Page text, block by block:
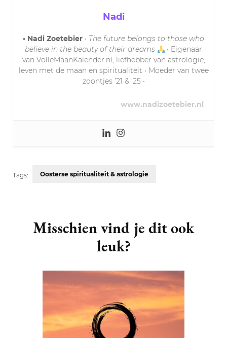
Nadi
• Nadi Zoetebier • The future belongs to those who
believe in the beauty of their dreams
• Eigenaar
van VolleMaanKalender.nl, liefhebber van astrologie,
leven met de maan en spiritualiteit • Moeder van twee
zoontjes ’21 & ’25 •
www.nadizoetebier.nl
Tags: Oosterse spiritualiteit & astrologie
Navigation
Misschien vind je dit ook
leuk?